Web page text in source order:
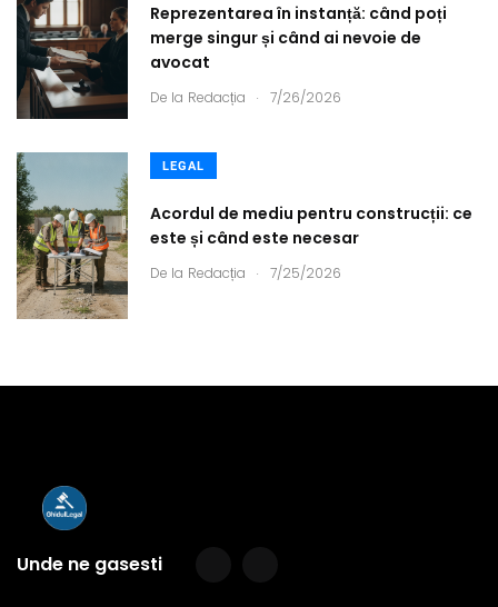
Reprezentarea în instanță: când poți
merge singur și când ai nevoie de
avocat
De la Redacția . 7/26/2026
LEGAL
Acordul de mediu pentru construcții: ce
este și când este necesar
De la Redacția . 7/25/2026
Unde ne gasesti